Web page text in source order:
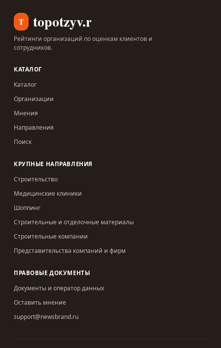
T topotzyv.ru
Рейтинги организаций по оценкам клиентов и
сотрудников.
КАТАЛОГ
Каталог
Организации
Мнения
Направления
Поиск
КРУПНЫЕ НАПРАВЛЕНИЯ
Строительство
Медицинские клиники
Шоппинг
Строительные и отделочные материалы
Строительные компании
Представительства компаний и фирм
ПРАВОВЫЕ ДОКУМЕНТЫ
Документы и оператор данных
Оставить мнение
support@newsbrand.ru